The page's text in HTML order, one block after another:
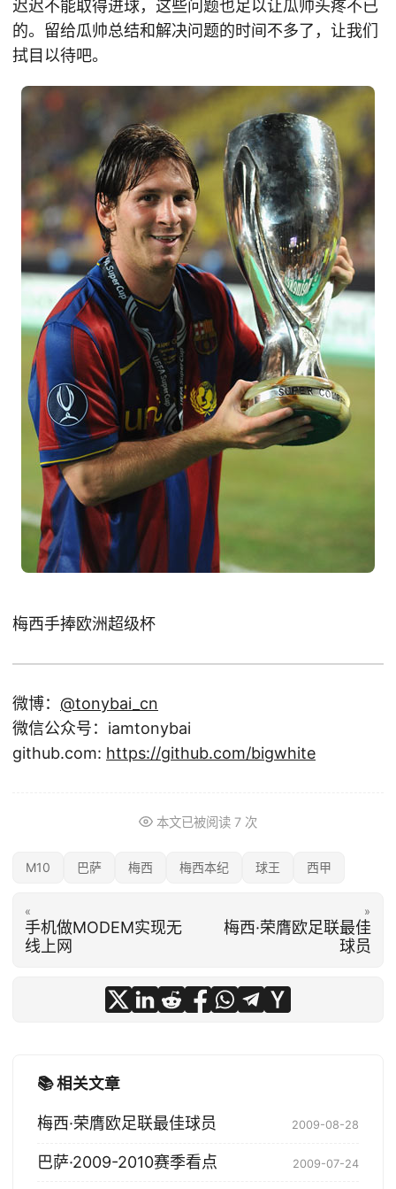
迟迟不能取得进球，这些问题也足以让瓜帅头疼不已
的。留给瓜帅总结和解决问题的时间不多了，让我们
拭目以待吧。
梅西手捧欧洲超级杯
微博： @tonybai_cn
微信公众号：iamtonybai
github.com: https://github.com/bigwhite
本文已被阅读 7 次
M10 巴萨 梅西 梅西本纪 球王 西甲
«
手机做MODEM实现无
线上网
»
梅西·荣膺欧足联最佳
球员
📚 相关文章
梅西·荣膺欧足联最佳球员 2009-08-28
巴萨·2009-2010赛季看点 2009-07-24